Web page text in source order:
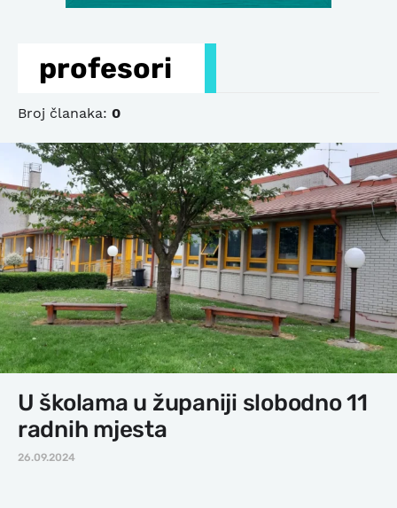
profesori
Broj članaka: 0
U školama u županiji slobodno 11
radnih mjesta
26.09.2024